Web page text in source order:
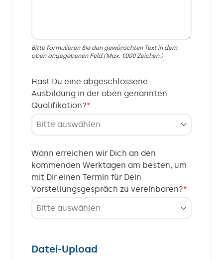
Bitte formulieren Sie den gewünschten Text in dem
oben angegebenen Feld.(Max. 1.000 Zeichen.)
Hast Du eine abgeschlossene
Ausbildung in der oben genannten
Qualifikation?*
Wann erreichen wir Dich an den
kommenden Werktagen am besten, um
mit Dir einen Termin für Dein
Vorstellungsgespräch zu vereinbaren?*
Datei-Upload